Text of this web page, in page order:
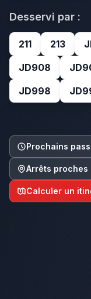
Desservi par :
211 213
JD908
JD998
Prochains
Arrêts proches
Calculer un